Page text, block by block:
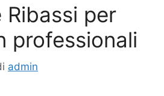
per
professionali
admin